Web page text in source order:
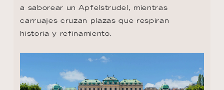
a saborear un Apfelstrudel, mientras
carruajes cruzan plazas que respiran
historia y refinamiento.